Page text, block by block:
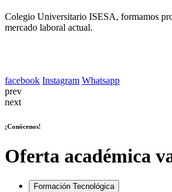
Colegio Universitario ISESA, formamos
mercado laboral actual.
facebook Instagram Whatsapp
prev
next
¡Conócenos!
Oferta académica
Formación Tecnológica